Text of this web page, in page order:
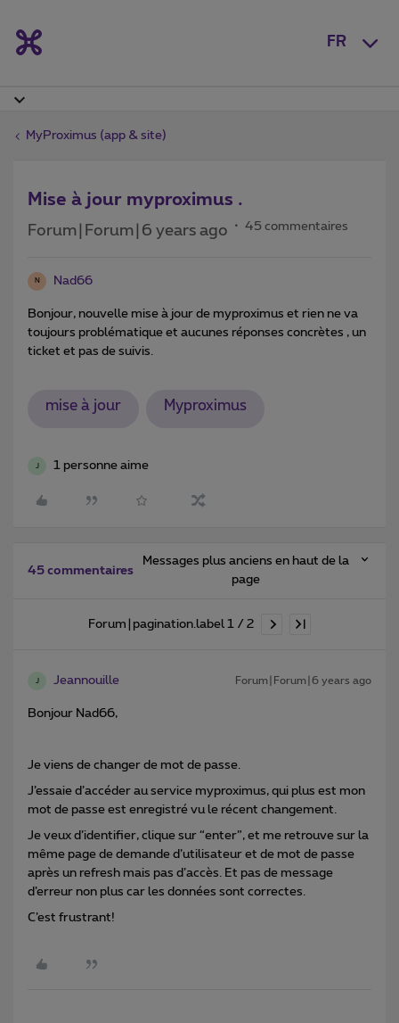
FR
MyProximus (app & site)
Mise à jour myproximus .
Forum|Forum|6 years ago 45 commentaires
N Nad66
Bonjour, nouvelle mise à jour de myproximus et rien ne va
toujours problématique et aucunes réponses concrètes , un
ticket et pas de suivis.
mise à jour Myproximus
1 personne aime
45 commentaires
Messages plus anciens en haut de la
page
Forum|pagination.label 1 / 2
Jeannouille Forum|Forum|6 years ago
Bonjour Nad66,
Je viens de changer de mot de passe.
J’essaie d’accéder au service myproximus, qui plus est mon
mot de passe est enregistré vu le récent changement.
Je veux d’identifier, clique sur “enter”, et me retrouve sur la
même page de demande d’utilisateur et de mot de passe
après un refresh mais pas d’accès. Et pas de message
d’erreur non plus car les données sont correctes.
C’est frustrant!